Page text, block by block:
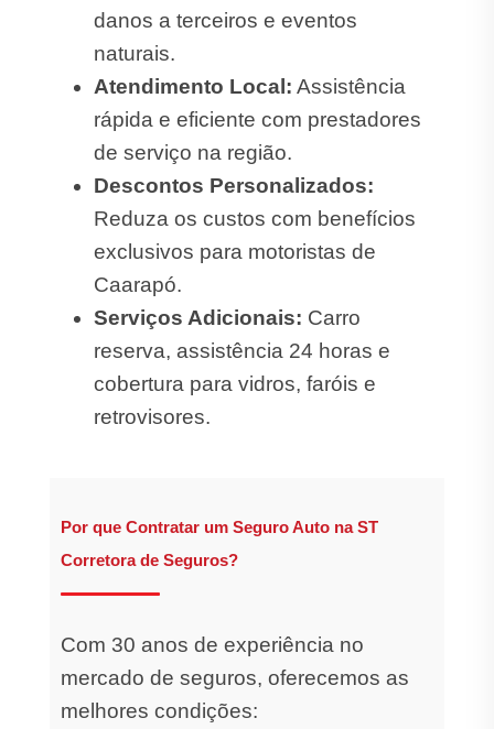
danos a terceiros e eventos
naturais.
Atendimento Local: Assistência
rápida e eficiente com prestadores
de serviço na região.
Descontos Personalizados:
Reduza os custos com benefícios
exclusivos para motoristas de
Caarapó.
Serviços Adicionais: Carro
reserva, assistência 24 horas e
cobertura para vidros, faróis e
retrovisores.
Por que Contratar um Seguro Auto na ST
Corretora de Seguros?
Com 30 anos de experiência no
mercado de seguros, oferecemos as
melhores condições: